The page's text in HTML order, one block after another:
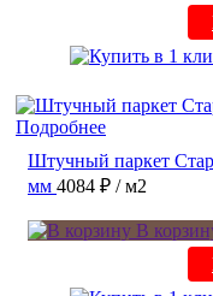
Подробнее
Штучный паркет
мм 4084 ₽ / м2
В